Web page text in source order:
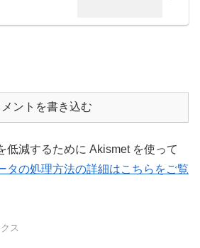
メントを書き込む
低減するために Akismet を使って
タの処理方法の詳細はこちらをご覧
ス